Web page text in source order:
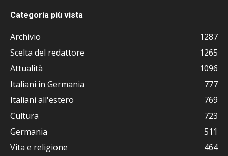
Categoria più vista
Archivio
1287
Scelta del redattore
1265
Attualità
1096
Italiani in Germania
777
Italiani all'estero
769
Cultura
723
Germania
511
Vita e religione
464